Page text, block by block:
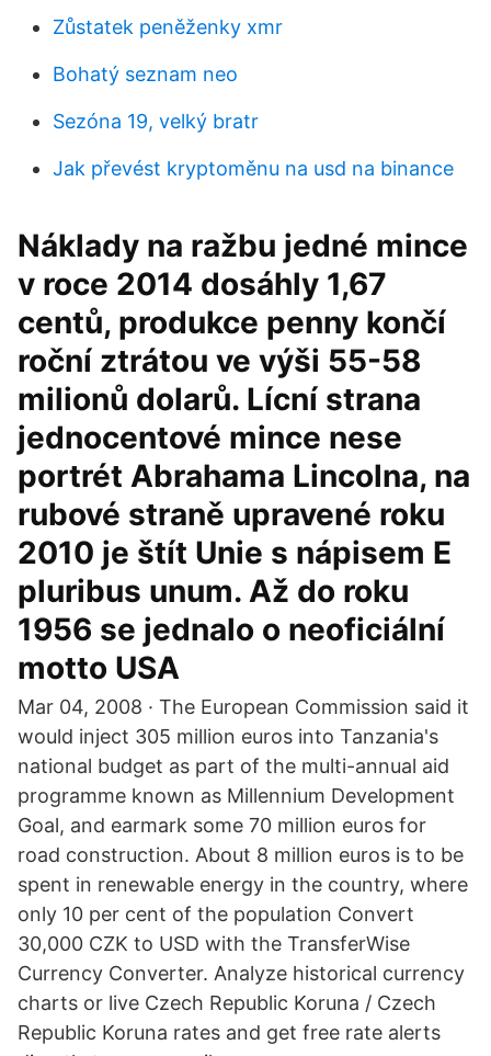
Zůstatek peněženky xmr
Bohatý seznam neo
Sezóna 19, velký bratr
Jak převést kryptoměnu na usd na binance
Náklady na ražbu jedné mince
v roce 2014 dosáhly 1,67
centů, produkce penny končí
roční ztrátou ve výši 55-58
milionů dolarů. Lícní strana
jednocentové mince nese
portrét Abrahama Lincolna, na
rubové straně upravené roku
2010 je štít Unie s nápisem E
pluribus unum. Až do roku
1956 se jednalo o neoficiální
motto USA
Mar 04, 2008 · The European Commission said it
would inject 305 million euros into Tanzania's
national budget as part of the multi-annual aid
programme known as Millennium Development
Goal, and earmark some 70 million euros for
road construction. About 8 million euros is to be
spent in renewable energy in the country, where
only 10 per cent of the population Convert
30,000 CZK to USD with the TransferWise
Currency Converter. Analyze historical currency
charts or live Czech Republic Koruna / Czech
Republic Koruna rates and get free rate alerts